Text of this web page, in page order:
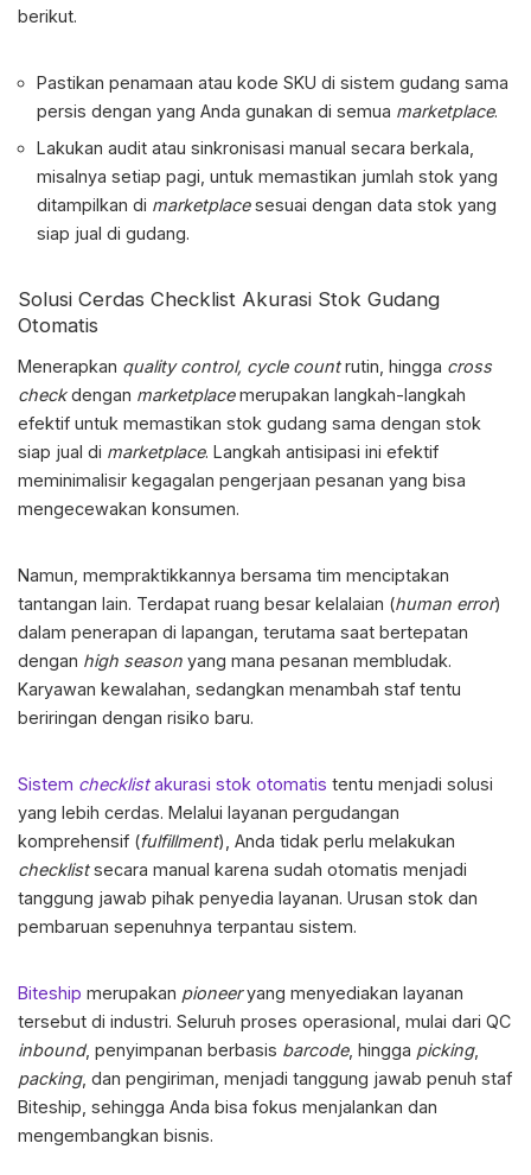
berikut.
Pastikan penamaan atau kode SKU di sistem gudang sama
persis dengan yang Anda gunakan di semua marketplace.
Lakukan audit atau sinkronisasi manual secara berkala,
misalnya setiap pagi, untuk memastikan jumlah stok yang
ditampilkan di marketplacesesuai dengan data stok yang
siap jual di gudang.
Solusi Cerdas Checklist Akurasi Stok Gudang
Otomatis
Menerapkan quality control, cycle countrutin, hingga cross
checkdengan marketplacemerupakan langkah-langkah
efektif untuk memastikan stok gudang sama dengan stok
siap jual di marketplace. Langkah antisipasi ini efektif
meminimalisir kegagalan pengerjaan pesanan yang bisa
mengecewakan konsumen.
Namun, mempraktikkannya bersama tim menciptakan
tantangan lain. Terdapat ruang besar kelalaian (human error)
dalam penerapan di lapangan, terutama saat bertepatan
dengan high season yang mana pesanan membludak.
Karyawan kewalahan, sedangkan menambah staf tentu
beriringan dengan risiko baru.
Sistem checklistakurasi stok otomatis tentu menjadi solusi
yang lebih cerdas. Melalui layanan pergudangan
komprehensif (fulfillment), Anda tidak perlu melakukan
checklistsecara manual karena sudah otomatis menjadi
tanggung jawab pihak penyedia layanan. Urusan stok dan
pembaruan sepenuhnya terpantau sistem.
Biteship merupakan pioneeryang menyediakan layanan
tersebut di industri. Seluruh proses operasional, mulai dari QC
inbound, penyimpanan berbasis barcode, hingga picking,
packing, dan pengiriman, menjadi tanggung jawab penuh staf
Biteship, sehingga Anda bisa fokus menjalankan dan
mengembangkan bisnis.